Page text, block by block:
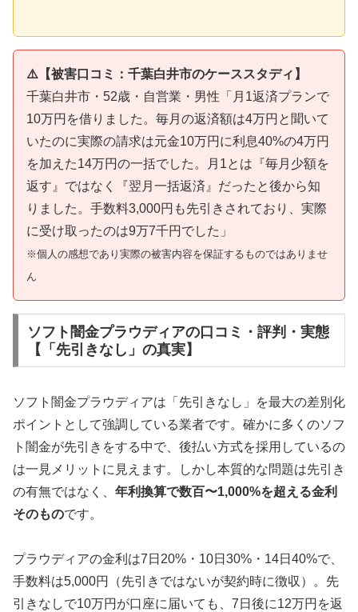
⚠️【被害口コミ：千葉白井市のケーススタディ】
千葉白井市・52歳・自営業・男性「月1返済プランで
10万円を借りました。毎月の返済額は4万円と聞いて
いたのに実際の請求は元金10万円に利息40%の4万円
を加えた14万円の一括でした。月1とは『毎月少額を
返す』ではなく『翌月一括返済』だったと後から知
りました。手数料3,000円も先引きされており、実際
に受け取ったのは9万7千円でした」
※個人の感想であり実際の被害内容を保証するものではありませ
ん
ソフト闇金プラウディアの口コミ・評判・実態
【「先引きなし」の真実】
ソフト闇金プラウディアは「先引きなし」を最大の差別化
ポイントとして強調している業者です。確かに多くのソフ
ト闇金が先引きをする中で、後払い方式を採用しているの
は一見メリットに見えます。しかし本質的な問題は先引き
の有無ではなく、 年利換算で数百〜1,000%を超える金利
そのものです。
プラウディアの金利は7日20%・10日30%・14日40%で、
手数料は5,000円（先引きではないが契約時に徴収）。先
引きなしで10万円が口座に届いても、7日後に12万円を返